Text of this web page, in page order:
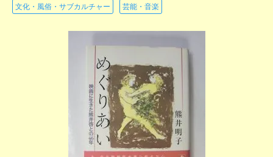
文化・風俗・サブカルチャー 芸能・音楽